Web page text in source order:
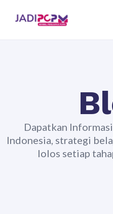
Dapatkan
Indonesia, strategi
lolos setiap